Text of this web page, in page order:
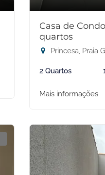
Casa de
quartos
Princesa, Praia
2 Quartos
Mais informações